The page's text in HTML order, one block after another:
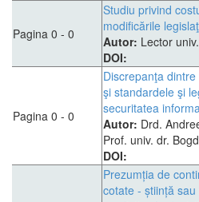
Pagina 0 - 0
Studiu privind
modificările
Autor: Lector
DOI:
Pagina 0 - 0
Discrepanţa
şi standardele şi
securitatea
Autor: Drd.
Prof. univ. dr.
DOI:
Prezumția de
cotate - știință